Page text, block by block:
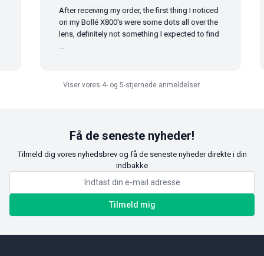
After receiving my order, the first thing I noticed
on my Bollé X800's were some dots all over the
lens, definitely not something I expected to find
Viser vores 4- og 5-stjernede anmeldelser.
Få de seneste nyheder!
Tilmeld dig vores nyhedsbrev og få de seneste nyheder direkte i din
indbakke
Tilmeld mig